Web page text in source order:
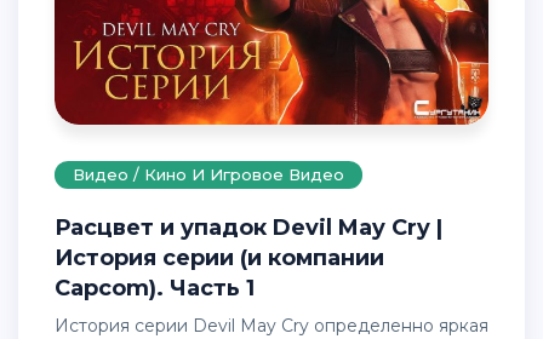
Видео / Кино И Игровое Видео
Расцвет и упадок Devil May Cry |
История серии (и компании
Capcom). Часть 1
История серии Devil May Cry определенно яркая